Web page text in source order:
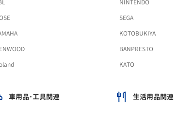
NINTENDO
SEGA
KOTOBUKIYA
BANPRESTO
KATO
車用品･工具関連 生活用品関連